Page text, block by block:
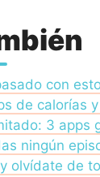
con
de calorías
3 apps
ningún
olvídate de